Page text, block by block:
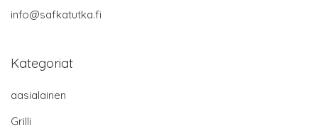
info@safkatutka.fi
Kategoriat
aasialainen
Grilli